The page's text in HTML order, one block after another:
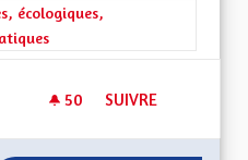
: Les transitions
écologiques,
50 50 ABONNÉS
SUIVRE